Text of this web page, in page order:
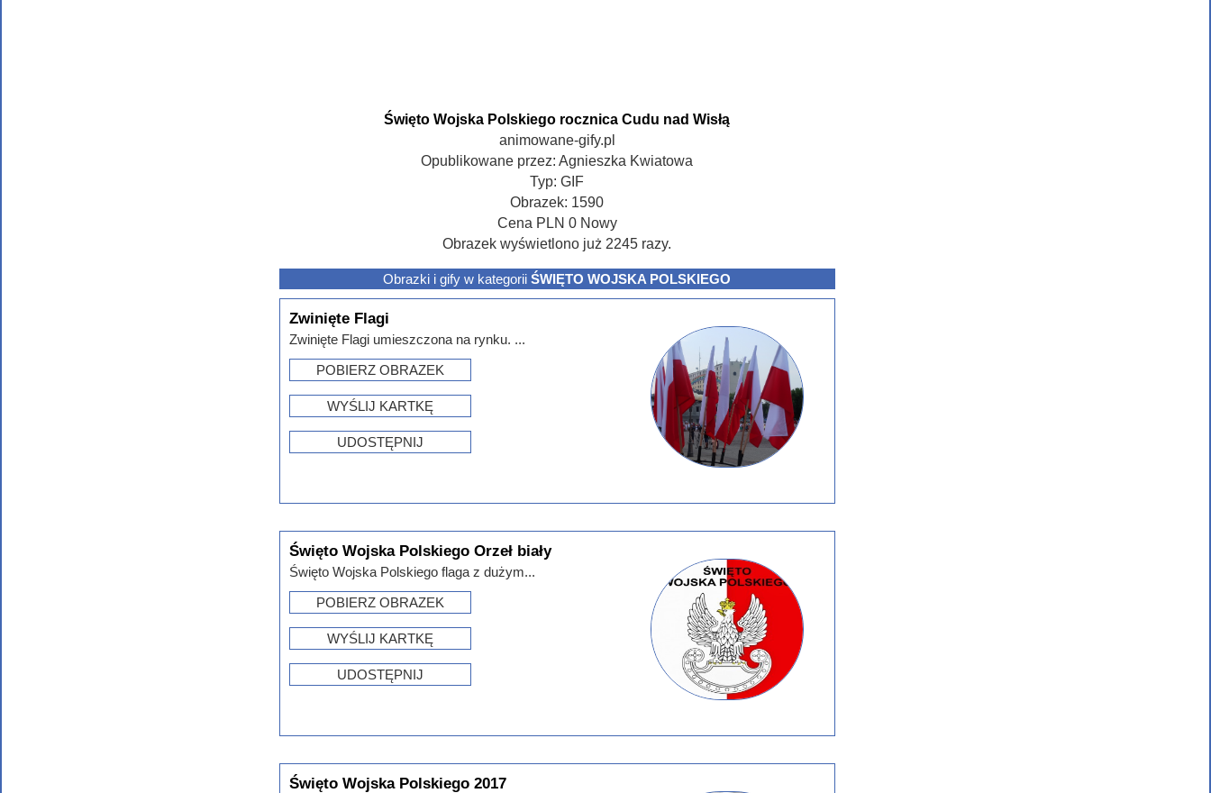
Święto Wojska Polskiego rocznica Cudu nad Wisłą
animowane-gify.pl
Opublikowane przez:Agnieszka Kwiatowa
Typ:GIF
Obrazek: 1590
Cena PLN 0Nowy
Obrazek wyświetlono już 2245 razy.
Obrazki i gify w kategoriiŚWIĘTO WOJSKA POLSKIEGO
Zwinięte Flagi
Zwinięte Flagi umieszczona na rynku. ...
POBIERZ OBRAZEK
WYŚLIJ KARTKĘ
UDOSTĘPNIJ
Święto Wojska Polskiego Orzeł biały
Święto Wojska Polskiego flaga z dużym...
POBIERZ OBRAZEK
WYŚLIJ KARTKĘ
UDOSTĘPNIJ
Święto Wojska Polskiego 2017